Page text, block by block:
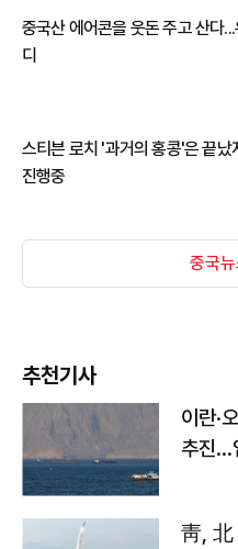
중국산 에어콘을 웃돈 주고 산다
디
스티븐 로치 '과거의 홍콩'은 끝났
진행중
중국
추천기사
이란·
추진…
靑, 北